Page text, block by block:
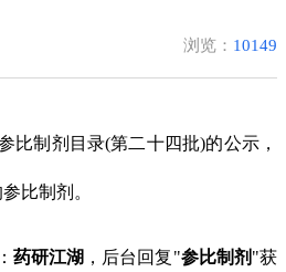
浏览： 10149
制剂目录(第二十四批)的公示，
比制剂。
药研江湖 ，后台回复"参比制剂 "获